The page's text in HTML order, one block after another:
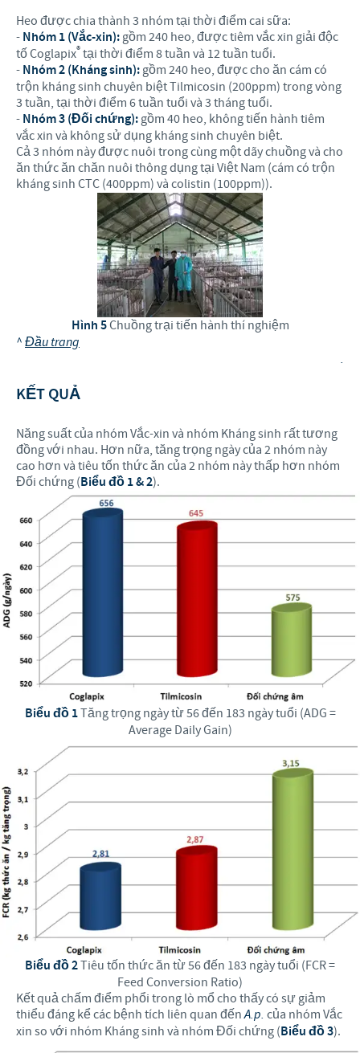
Heo được chia thành 3 nhóm tại thời điểm cai sữa:
- Nhóm 1 (Vắc-xin): gồm 240 heo, được tiêm vắc xin giải độc
tố Coglapix® tại thời điểm 8 tuần và 12 tuần tuổi.
- Nhóm 2 (Kháng sinh): gồm 240 heo, được cho ăn cám có
trộn kháng sinh chuyên biệt Tilmicosin (200ppm) trong vòng
3 tuần, tại thời điểm 6 tuần tuổi và 3 tháng tuổi.
- Nhóm 3 (Đối chứng): gồm 40 heo, không tiến hành tiêm
vắc xin và không sử dụng kháng sinh chuyên biệt.
Cả 3 nhóm này được nuôi trong cùng một dãy chuồng và cho
ăn thức ăn chăn nuôi thông dụng tại Việt Nam (cám có trộn
kháng sinh CTC (400ppm) và colistin (100ppm)).
Hình 5Chuồng trại tiến hành thí nghiệm
^Đầu trang
.
KẾT QUẢ
Năng suất của nhóm Vắc-xin và nhóm Kháng sinh rất tương
đồng với nhau. Hơn nữa, tăng trọng ngày của 2 nhóm này
cao hơn và tiêu tốn thức ăn của 2 nhóm này thấp hơn nhóm
Đối chứng (Biểu đồ 1 & 2).
Biểu đồ 1Tăng trọng ngày từ 56 đến 183 ngày tuổi (ADG =
Average Daily Gain)
Biểu đồ 2Tiêu tốn thức ăn từ 56 đến 183 ngày tuổi (FCR =
Feed Conversion Ratio)
Kết quả chấm điểm phổi trong lò mổ cho thấy có sự giảm
thiểu đáng kể các bệnh tích liên quan đếnA.p. của nhóm Vắc
xin so với nhóm Kháng sinh và nhóm Đối chứng (Biểu đồ 3).